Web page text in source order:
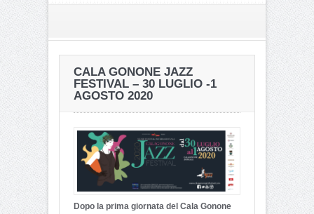
CALA GONONE JAZZ
FESTIVAL – 30 LUGLIO -1
AGOSTO 2020
Dopo la prima giornata del Cala Gonone